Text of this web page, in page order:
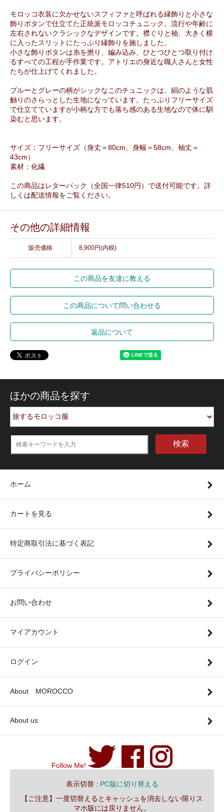
モロッコ衣装に欠かせないスフィファと呼ばれる縁飾りと小さな
飾りボタンで仕立てた正統派モロッコチュニック。流行や年齢に
左右されないクラシックなデザインです。襟ぐりと袖、大きく横
に入ったスリットにたっぷり縁飾りを施しました。
小さな飾りボタンは糸を撚り、編み込み、ひとつひとつ取り付け
るすべての工程が手作業です。アトリエの身近な職人さんと女性
たちが仕上げてくれました。
ブルーとグレーの柄がシックなこのチュニックは、絹のような肌
触りのさらっとした生地になっています。たっぷりフリーサイズ
で仕立てていますが小柄な方でも落ち感のある生地なので体に馴
染むと思います。
サイズ：フリーサイズ（身丈＝80cm、身幅＝58cm、袖丈＝
43cm）
素材：化繊
この商品はレターパック（全国一律510円）で送付可能です。詳
しくは配送情報をご覧ください。
その他の詳細情報
販売価格 8,900円(内税)
この商品を友達に教える
この商品について問い合わせる
返品について
ほかの商品を探す
検索
ホーム
カートを見る
特定商取引法に基づく表記
プライバシーポリシー
お問い合わせ
マイアカウント
ログイン
About MOROCCO
About us
Follow Me! . .
表示切替 : PC版に切り替える
【ご注意】一度切替えるとキャッシュを消去しない限りス
マホ版には戻りません。